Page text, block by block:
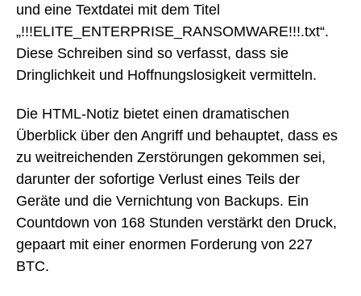
und eine Textdatei mit dem Titel
„!!!ELITE_ENTERPRISE_RANSOMWARE!!!.txt“.
Diese Schreiben sind so verfasst, dass sie
Dringlichkeit und Hoffnungslosigkeit vermitteln.
Die HTML-Notiz bietet einen dramatischen
Überblick über den Angriff und behauptet, dass es
zu weitreichenden Zerstörungen gekommen sei,
darunter der sofortige Verlust eines Teils der
Geräte und die Vernichtung von Backups. Ein
Countdown von 168 Stunden verstärkt den Druck,
gepaart mit einer enormen Forderung von 227
BTC.